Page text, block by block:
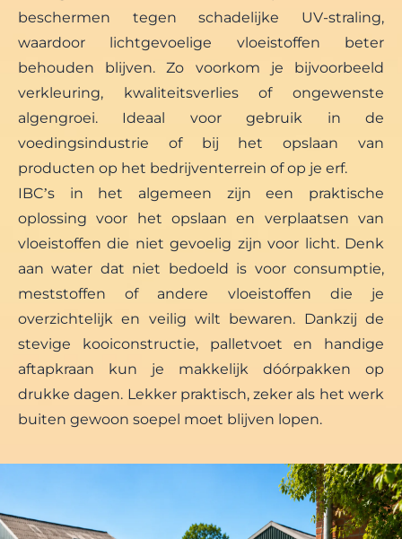
beschermen tegen schadelijke UV-straling,
waardoor lichtgevoelige vloeistoffen beter
behouden blijven. Zo voorkom je bijvoorbeeld
verkleuring, kwaliteitsverlies of ongewenste
algengroei. Ideaal voor gebruik in de
voedingsindustrie of bij het opslaan van
producten op het bedrijventerrein of op je erf.
IBC’s in het algemeen zijn een praktische
oplossing voor het opslaan en verplaatsen van
vloeistoffen die niet gevoelig zijn voor licht. Denk
aan water dat niet bedoeld is voor consumptie,
meststoffen of andere vloeistoffen die je
overzichtelijk en veilig wilt bewaren. Dankzij de
stevige kooiconstructie, palletvoet en handige
aftapkraan kun je makkelijk dóórpakken op
drukke dagen. Lekker praktisch, zeker als het werk
buiten gewoon soepel moet blijven lopen.